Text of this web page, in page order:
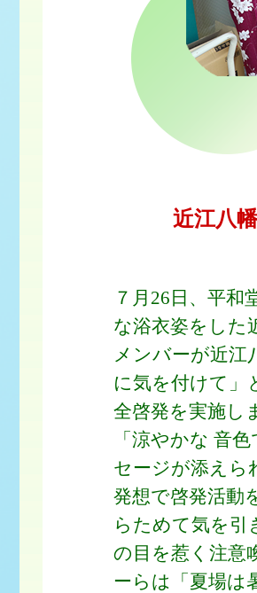
近江八
７月26日、平
な浴衣姿をした
メンバーが近江
に気を付けて」
全啓発を実施し
「涼やかな 音
セージが添えら
発想で啓発活動
らためて気を引
の目を惹く注意
ーらは「夏場は